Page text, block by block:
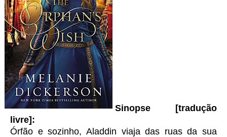
Sinopse [tradução
livre]:
Órfão e sozinho, Aladdin viaja das ruas da sua